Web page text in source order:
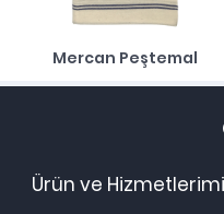
Mercan Peştemal
Ürün ve